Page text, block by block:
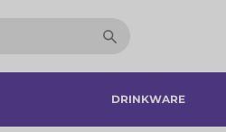
DRINKWARE